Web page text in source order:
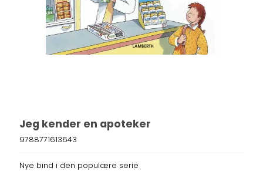
Jeg kender en apoteker
9788771613643
Nye bind i den populære serie